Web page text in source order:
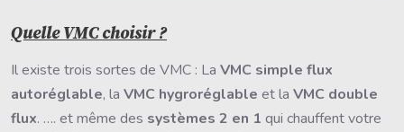
Quelle VMC choisir ?
Il existe trois sortes de VMC : La VMC simple flux
autoréglable, la VMC hygroréglable et la VMC double
flux. …. et même des systèmes 2 en 1 qui chauffent votre